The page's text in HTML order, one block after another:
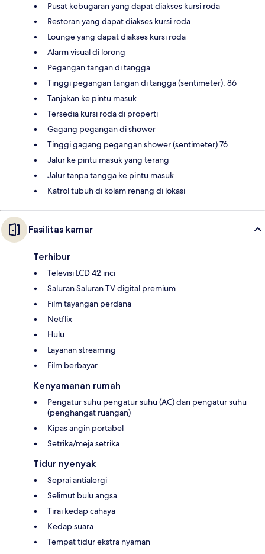
Pusat kebugaran yang dapat diakses kursi roda
Restoran yang dapat diakses kursi roda
Lounge yang dapat diakses kursi roda
Alarm visual di lorong
Pegangan tangan di tangga
Tinggi pegangan tangan di tangga (sentimeter): 86
Tanjakan ke pintu masuk
Tersedia kursi roda di properti
Gagang pegangan di shower
Tinggi gagang pegangan shower (sentimeter) 76
Jalur ke pintu masuk yang terang
Jalur tanpa tangga ke pintu masuk
Katrol tubuh di kolam renang di lokasi
Fasilitas kamar
Terhibur
Televisi LCD 42 inci
Saluran Saluran TV digital premium
Film tayangan perdana
Netflix
Hulu
Layanan streaming
Film berbayar
Kenyamanan rumah
Pengatur suhu pengatur suhu (AC) dan pengatur suhu
(penghangat ruangan)
Kipas angin portabel
Setrika/meja setrika
Tidur nyenyak
Seprai antialergi
Selimut bulu angsa
Tirai kedap cahaya
Kedap suara
Tempat tidur ekstra nyaman